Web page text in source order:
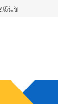
质认证